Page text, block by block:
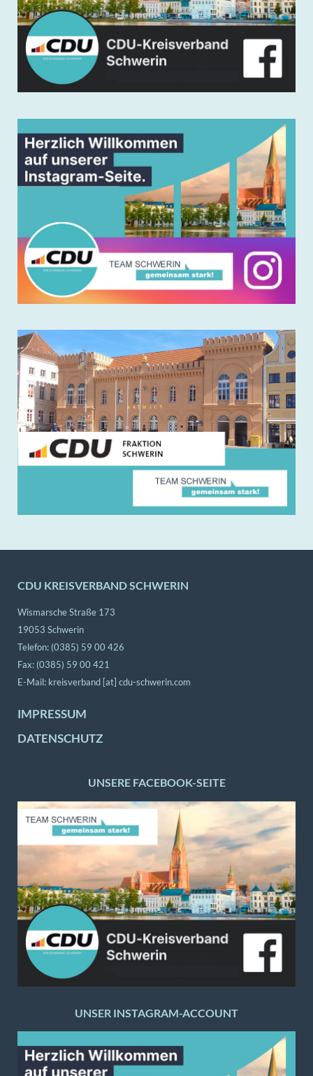
CDU KREISVERBAND SCHWERIN
Wismarsche Straße 173
19053 Schwerin
Telefon: (0385) 59 00 426
Fax: (0385) 59 00 421
E-Mail: kreisverband [at] cdu-schwerin.com
IMPRESSUM
DATENSCHUTZ
UNSERE FACEBOOK-SEITE
UNSER INSTAGRAM-ACCOUNT